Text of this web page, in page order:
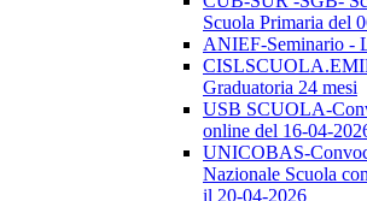
Scuola Primaria del
ANIEF-Seminario -
Graduatoria 24 mesi
USB SCUOLA-
online del 16-04-
UNICOBAS-
Nazionale Scuola
il 20-04-2026